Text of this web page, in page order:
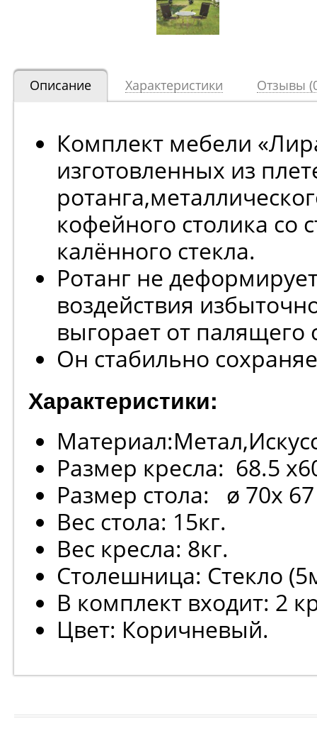
Описание Характеристики Отзывы
Комплект мебели
изготовленных из
кофейного столика со
калённого стекла.
Ротанг не
воздействия
выгорает от палящего
Он стабильно
Характеристики:
Размер кресла: 68.5
Размер стола: ø 70х
Вес стола: 15кг.
Вес кресла: 8кг.
Столешница: Стекло
В комплект входит: 2
Цвет: Коричневый.